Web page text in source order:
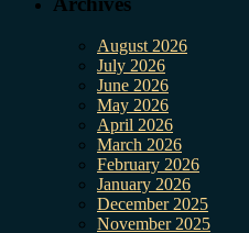
August 2026
July 2026
June 2026
May 2026
April 2026
March 2026
February 2026
January 2026
December 2025
November 2025